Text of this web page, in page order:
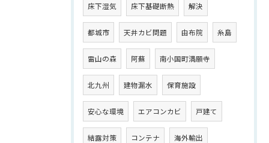
床下湿気 床下基礎断熱 解決
都城市 天井カビ問題 由布院 糸島
雷山の森 阿蘇 南小国町満願寺
北九州 建物漏水 保育施設
安心な環境 エアコンカビ 戸建て
結露対策 コンテナ 海外輸出